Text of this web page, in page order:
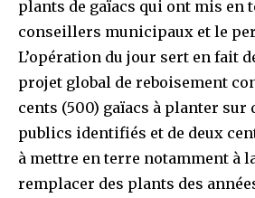
plants de gaïacs qui ont mis en
conseillers municipaux et le
L’opération du jour sert en fait
projet global de reboisement
cents (500) gaïacs à planter sur
publics identifiés et de deux
à mettre en terre notamment à
remplacer des plants des